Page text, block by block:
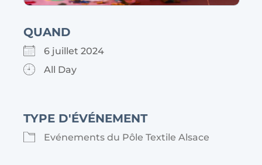
QUAND
6 juillet 2024
All Day
TYPE D'ÉVÉNEMENT
Evénements du Pôle Textile Alsace